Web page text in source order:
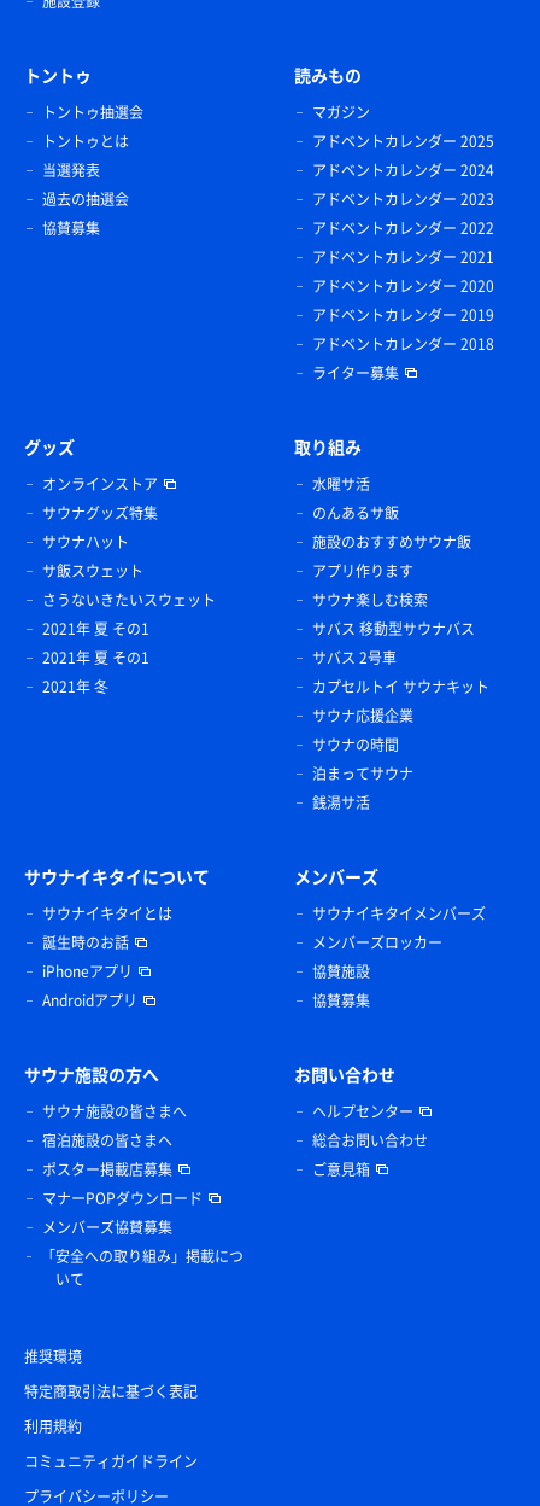
トントゥ
トントゥ抽選会
トントゥとは
当選発表
過去の抽選会
協賛募集
読みもの
マガジン
アドベントカレンダー 2025
アドベントカレンダー 2024
アドベントカレンダー 2023
アドベントカレンダー 2022
アドベントカレンダー 2021
アドベントカレンダー 2020
アドベントカレンダー 2019
アドベントカレンダー 2018
ライター募集
グッズ
オンラインストア
サウナグッズ特集
サウナハット
サ飯スウェット
さうないきたいスウェット
2021年 夏 その1
2021年 夏 その1
2021年 冬
取り組み
水曜サ活
のんあるサ飯
施設のおすすめサウナ飯
アプリ作ります
サウナ楽しむ検索
サバス 移動型サウナバス
サバス 2号車
カプセルトイ サウナキット
サウナ応援企業
サウナの時間
泊まってサウナ
銭湯サ活
サウナイキタイについて
サウナイキタイとは
誕生時のお話
iPhoneアプリ
Androidアプリ
メンバーズ
サウナイキタイメンバーズ
メンバーズロッカー
協賛施設
協賛募集
サウナ施設の方へ
サウナ施設の皆さまへ
宿泊施設の皆さまへ
ポスター掲載店募集
マナーPOPダウンロード
メンバーズ協賛募集
「安全への取り組み」掲載につ
いて
お問い合わせ
ヘルプセンター
総合お問い合わせ
ご意見箱
推奨環境
特定商取引法に基づく表記
利用規約
コミュニティガイドライン
プライバシーポリシー